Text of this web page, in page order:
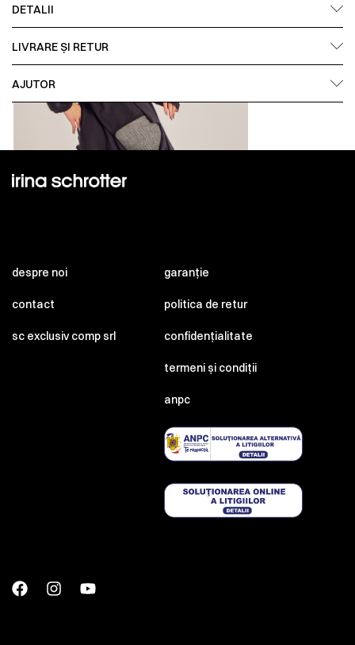
DETALII
LIVRARE ȘI RETUR
AJUTOR
despre noi
contact
sc exclusiv comp srl
garanție
politica de retur
confidențialitate
termeni și condiții
anpc